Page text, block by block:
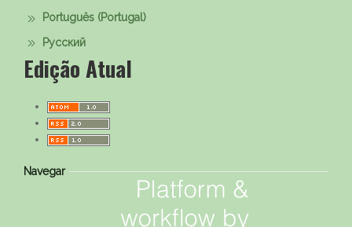
Português (Portugal)
Русский
Edição Atual
Navegar